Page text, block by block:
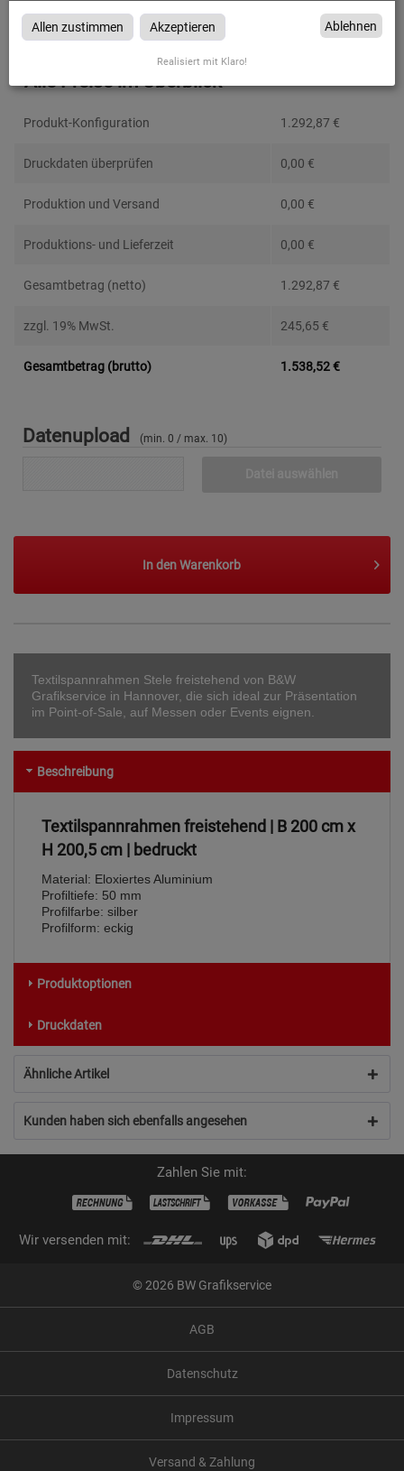
Alle Preise im Überblick
Produkt-Konfiguration 1.292,87 €
Druckdaten überprüfen 0,00 €
Produktion und Versand 0,00 €
Produktions- und Lieferzeit 0,00 €
Gesamtbetrag (netto) 1.292,87 €
zzgl. 19% MwSt. 245,65 €
Gesamtbetrag (brutto) 1.538,52€
Datenupload (min. 0 / max. 10)
In den Warenkorb
Textilspannrahmen Stele freistehend von B&W
Grafikservice in Hannover, die sich ideal zur Präsentation
im Point-of-Sale, auf Messen oder Events eignen.
Beschreibung
Textilspannrahmen freistehend | B 200 cm x
H 200,5 cm | bedruckt
Material: Eloxiertes Aluminium
Profiltiefe: 50 mm
Profilfarbe: silber
Profilform: eckig
Produktoptionen
Druckdaten
Ähnliche Artikel
Kunden haben sich ebenfalls angesehen
Zahlen Sie mit:
Wir versenden mit:
© 2026 BW Grafikservice
AGB
Datenschutz
Impressum
Versand & Zahlung
Allen zustimmen Akzeptieren Ablehnen
Realisiert mit Klaro!